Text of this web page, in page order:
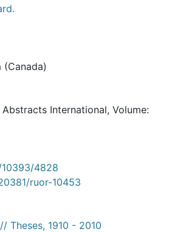
International, Volume:
4828
ruor-10453
Theses, 1910 - 2010